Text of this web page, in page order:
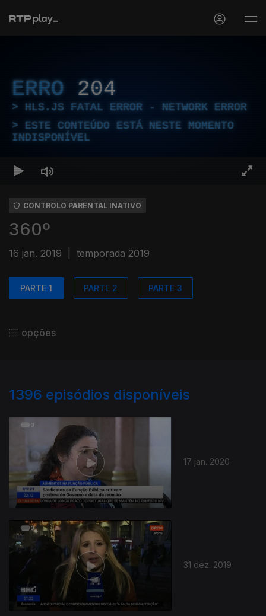
ERRO 204
HLS.JS FATAL ERROR - NETWORK ERROR
ESTE CONTEÚDO ESTÁ NESTE MOMENTO
INDISPONÍVEL
CONTROLO PARENTAL INATIVO
360º
16 jan. 2019 temporada 2019
PARTE 1 PARTE 2 PARTE 3
opções
1396 episódios disponíveis
17 jan. 2020
31 dez. 2019